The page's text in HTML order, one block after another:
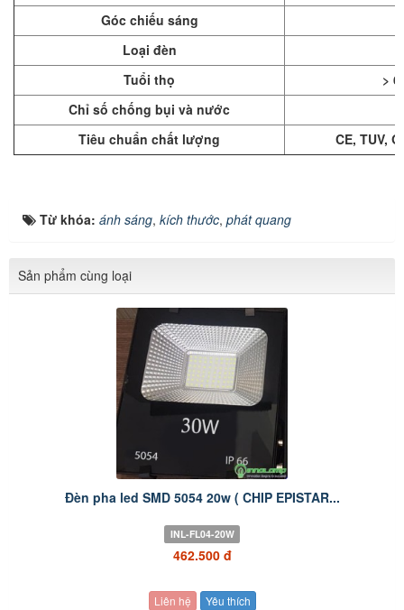
Góc chiếu sáng
Loại đèn
Tuổi thọ
>
Chỉ số chống bụi và nước
Tiêu chuẩn chất lượng
CE, TUV,
Từ khóa: ánh sáng, kích thước, phát quang
Sản phẩm cùng loại
Đèn pha led SMD 5054 20w ( CHIP EPISTAR...
INL-FL04-20W
462.500 đ
Liên hệ Yêu thích